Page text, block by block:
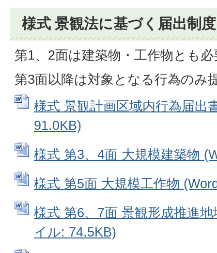
様式 景観法に基づく届出制度
第1、2面は建築物・工作物とも
第3面以降は対象となる行為のみ
様式 景観計画区域内行為届出
91.0KB)
様式 第3、4面 大規模建築物
様式 第5面 大規模工作物
様式 第6、7面 景観形成推進
イル: 74.5KB)